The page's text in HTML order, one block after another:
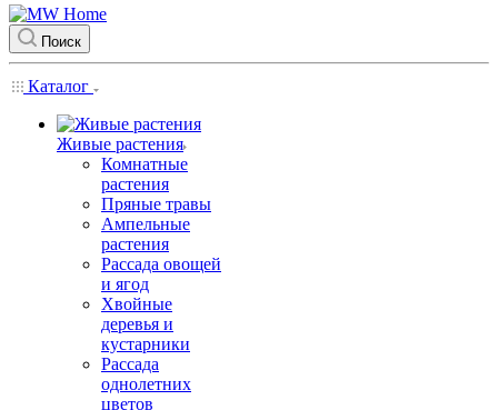
Поиск
Каталог
Живые растения
Комнатные
растения
Пряные травы
Ампельные
растения
Рассада овощей
и ягод
Хвойные
деревья и
кустарники
Рассада
однолетних
цветов